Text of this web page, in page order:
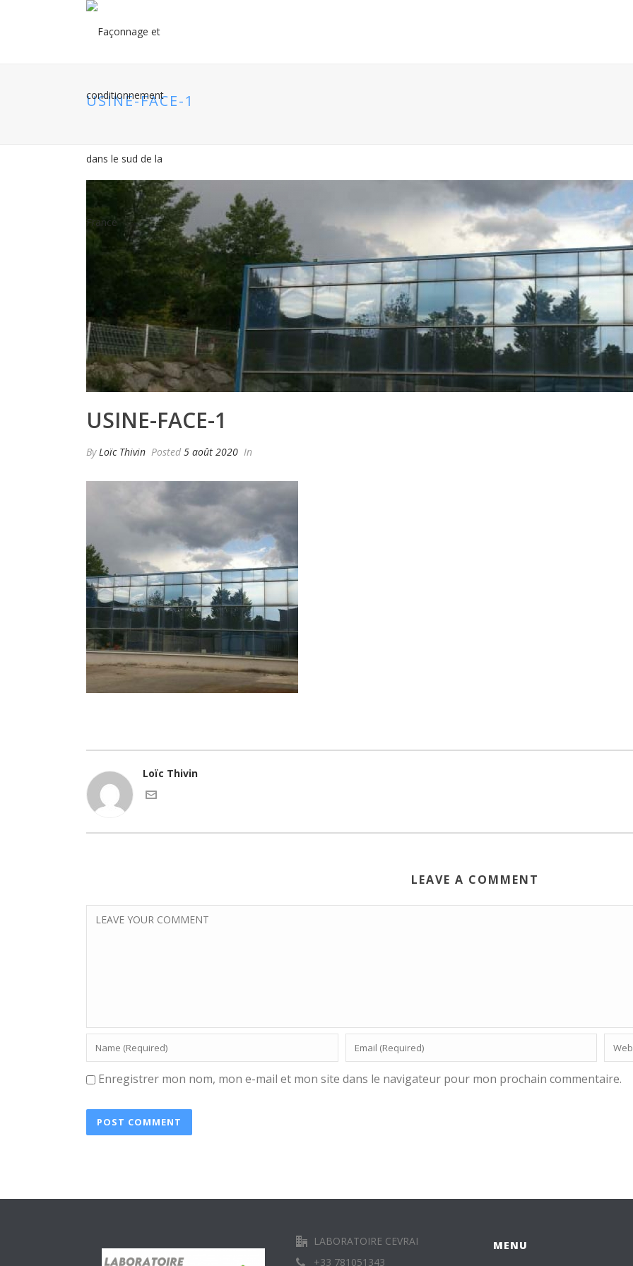
USINE-FACE-1
USINE-FACE-1
ByLoïc Thivin Posted 5 août 2020 In
Loïc Thivin
LEAVE A COMMENT
Enregistrer mon nom, mon e-mail et mon site dans le navigateur pour mon prochain commentaire.
LABORATOIRE CEVRAI
+33 781051343
MENU